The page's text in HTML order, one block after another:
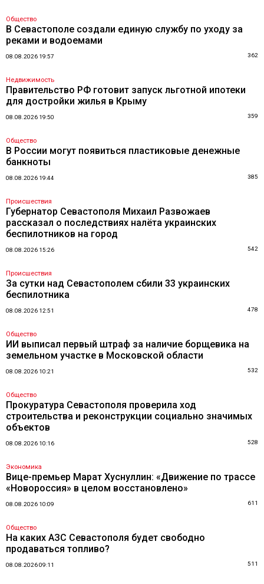
Общество
В Севастополе создали единую службу по уходу за
реками и водоемами
08.08.2026 19:57 362
Недвижимость
Правительство РФ готовит запуск льготной ипотеки
для достройки жилья в Крыму
08.08.2026 19:50 359
Общество
В России могут появиться пластиковые денежные
банкноты
08.08.2026 19:44 385
Происшествия
Губернатор Севастополя Михаил Развожаев
рассказал о последствиях налёта украинских
беспилотников на город
08.08.2026 15:26 542
Происшествия
За сутки над Севастополем сбили 33 украинских
беспилотника
08.08.2026 12:51 478
Общество
ИИ выписал первый штраф за наличие борщевика на
земельном участке в Московской области
08.08.2026 10:21 532
Общество
Прокуратура Севастополя проверила ход
строительства и реконструкции социально значимых
объектов
08.08.2026 10:16 528
Экономика
Вице-премьер Марат Хуснуллин: «Движение по трассе
«Новороссия» в целом восстановлено»
08.08.2026 10:09 611
Общество
На каких АЗС Севастополя будет свободно
продаваться топливо?
08.08.2026 09:11 511